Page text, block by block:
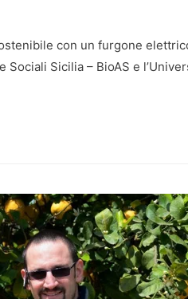
con un furgone
Sicilia – BioAS e